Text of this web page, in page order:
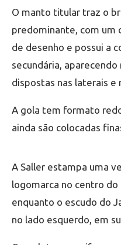
O manto titular traz o
predominante, com um
de desenho e possui a
secundária,
dispostas nas laterais e
A gola tem formato
ainda são colocadas
A Saller estampa uma
logomarca no centro
enquanto o escudo do
no lado esquerdo, em